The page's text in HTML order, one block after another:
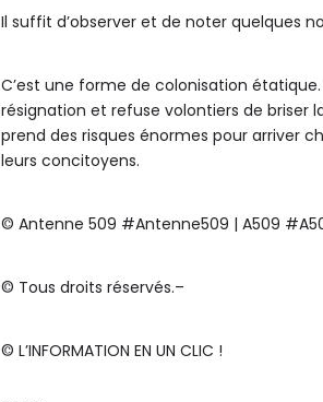
Il suffit d’observer et de noter quelques
C’est une forme de colonisation
résignation et refuse volontiers de briser
prend des risques énormes pour arriver
leurs concitoyens.
©️ Antenne 509 #Antenne509 | A509
©️ Tous droits réservés.–
©️ L’INFORMATION EN UN CLIC !